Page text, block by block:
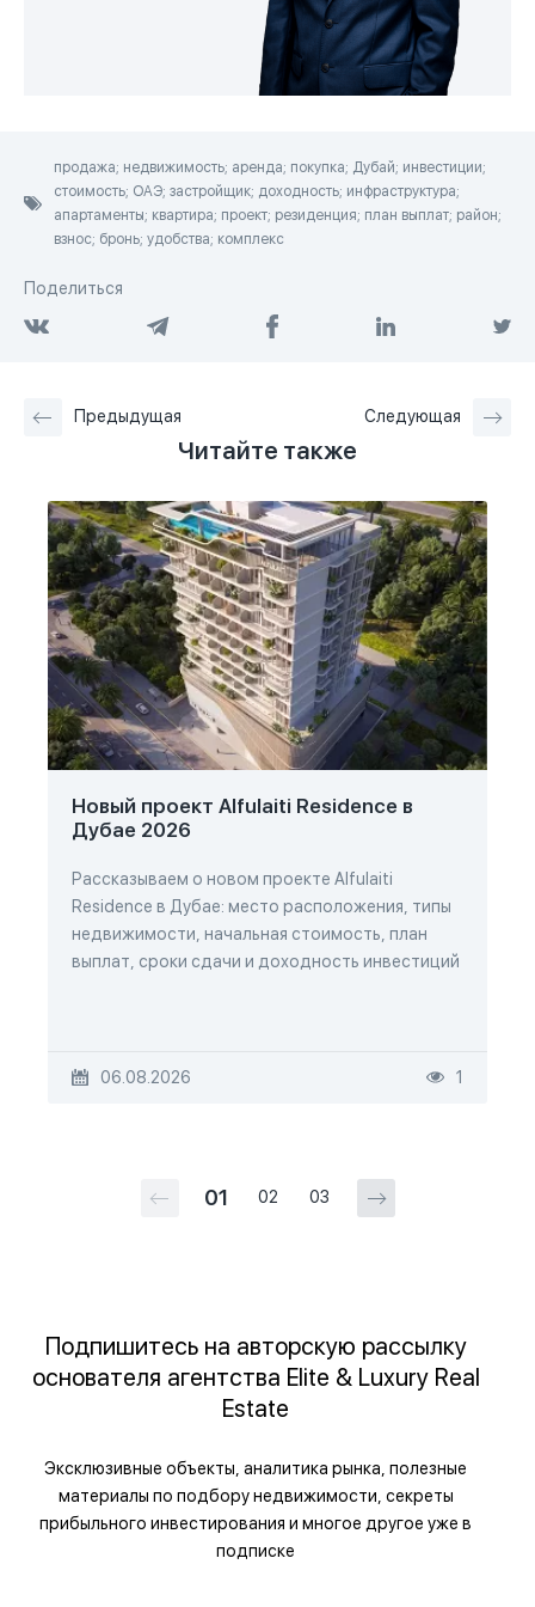
продажа; недвижимость; аренда; покупка; Дубай; инвестиции;
стоимость; ОАЭ; застройщик; доходность; инфраструктура;
апартаменты; квартира; проект; резиденция; план выплат; район;
взнос; бронь; удобства; комплекс
Поделиться
Предыдущая Следующая
Читайте также
Новый проект Alfulaiti Residence в
Дубае 2026
Рассказываем о новом проекте Alfulaiti
Residence в Дубае: место расположения, типы
недвижимости, начальная стоимость, план
выплат, сроки сдачи и доходность инвестиций
06.08.2026 1
01 02 03
Подпишитесь на авторскую рассылку
основателя агентства Elite & Luxury Real
Estate
Эксклюзивные объекты, аналитика рынка, полезные
материалы по подбору недвижимости, секреты
прибыльного инвестирования и многое другое уже в
подписке